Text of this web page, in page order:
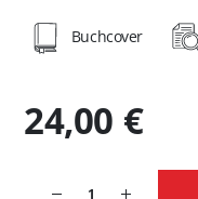
24,00 €
Buchcover